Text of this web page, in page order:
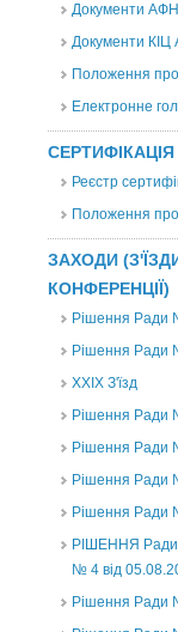
Документи
Документи
Положення
Електронне
СЕРТИФІКАЦІЯ
Реєстр
Положення про
ЗАХОДИ
КОНФЕРЕНЦІЇ)
Рішення Ради
Рішення Ради
XXІХ З'їзд
Рішення Ради
Рішення Ради
Рішення Ради
Рішення Ради
РІШЕННЯ
№ 4 від
Рішення Ради